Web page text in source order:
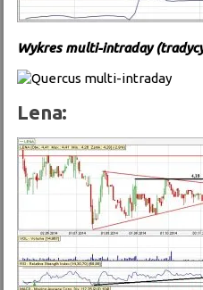
Wykres multi-intraday
Lena: